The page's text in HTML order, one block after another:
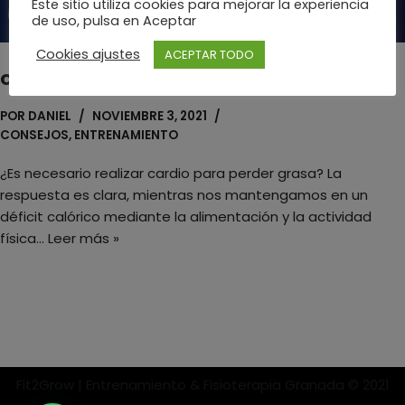
Cardio y pérdida de grasa
POR DANIEL
NOVIEMBRE 3, 2021
CONSEJOS, ENTRENAMIENTO
¿Es necesario realizar cardio para perder grasa? La
respuesta es clara, mientras nos mantengamos en un
déficit calórico mediante la alimentación y la actividad
física… Leer más »
Este sitio utiliza cookies para mejorar la experiencia
de uso, pulsa en Aceptar
Cookies ajustes
ACEPTAR TODO